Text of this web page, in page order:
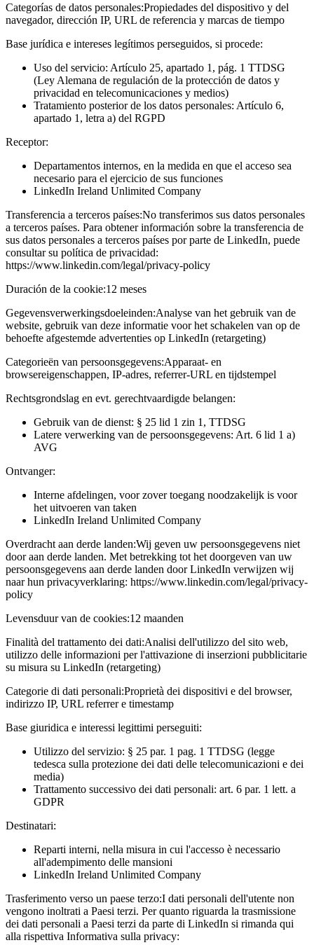
Categorías de datos personales:Propiedades del dispositivo y del
navegador, dirección IP, URL de referencia y marcas de tiempo
Base jurídica e intereses legítimos perseguidos, si procede:
Uso del servicio: Artículo 25, apartado 1, pág. 1 TTDSG
(Ley Alemana de regulación de la protección de datos y
privacidad en telecomunicaciones y medios)
Tratamiento posterior de los datos personales: Artículo 6,
apartado 1, letra a) del RGPD
Receptor:
Departamentos internos, en la medida en que el acceso sea
necesario para el ejercicio de sus funciones
LinkedIn Ireland Unlimited Company
Transferencia a terceros países:No transferimos sus datos personales
a terceros países. Para obtener información sobre la transferencia de
sus datos personales a terceros países por parte de LinkedIn, puede
consultar su política de privacidad:
https://www.linkedin.com/legal/privacy-policy
Duración de la cookie:12 meses
Gegevensverwerkingsdoeleinden:Analyse van het gebruik van de
website, gebruik van deze informatie voor het schakelen van op de
behoefte afgestemde advertenties op LinkedIn (retargeting)
Categorieën van persoonsgegevens:Apparaat- en
browsereigenschappen, IP-adres, referrer-URL en tijdstempel
Rechtsgrondslag en evt. gerechtvaardigde belangen:
Gebruik van de dienst: § 25 lid 1 zin 1, TTDSG
Latere verwerking van de persoonsgegevens: Art. 6 lid 1 a)
AVG
Ontvanger:
Interne afdelingen, voor zover toegang noodzakelijk is voor
het uitvoeren van taken
LinkedIn Ireland Unlimited Company
Overdracht aan derde landen:Wij geven uw persoonsgegevens niet
door aan derde landen. Met betrekking tot het doorgeven van uw
persoonsgegevens aan derde landen door LinkedIn verwijzen wij
naar hun privacyverklaring: https://www.linkedin.com/legal/privacy-
policy
Levensduur van de cookies:12 maanden
Finalità del trattamento dei dati:Analisi dell'utilizzo del sito web,
utilizzo delle informazioni per l'attivazione di inserzioni pubblicitarie
su misura su LinkedIn (retargeting)
Categorie di dati personali:Proprietà dei dispositivi e del browser,
indirizzo IP, URL referrer e timestamp
Base giuridica e interessi legittimi perseguiti:
Utilizzo del servizio: § 25 par. 1 pag. 1 TTDSG (legge
tedesca sulla protezione dei dati delle telecomunicazioni e dei
media)
Trattamento successivo dei dati personali: art. 6 par. 1 lett. a
GDPR
Destinatari:
Reparti interni, nella misura in cui l'accesso è necessario
all'adempimento delle mansioni
LinkedIn Ireland Unlimited Company
Trasferimento verso un paese terzo:I dati personali dell'utente non
vengono inoltrati a Paesi terzi. Per quanto riguarda la trasmissione
dei dati personali a Paesi terzi da parte di LinkedIn si rimanda qui
alla rispettiva Informativa sulla privacy: